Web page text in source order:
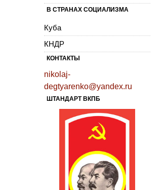
В СТРАНАХ СОЦИАЛИЗМА
Куба
КНДР
КОНТАКТЫ
nikolaj-
degtyarenko@yandex.ru
ШТАНДАРТ ВКПБ